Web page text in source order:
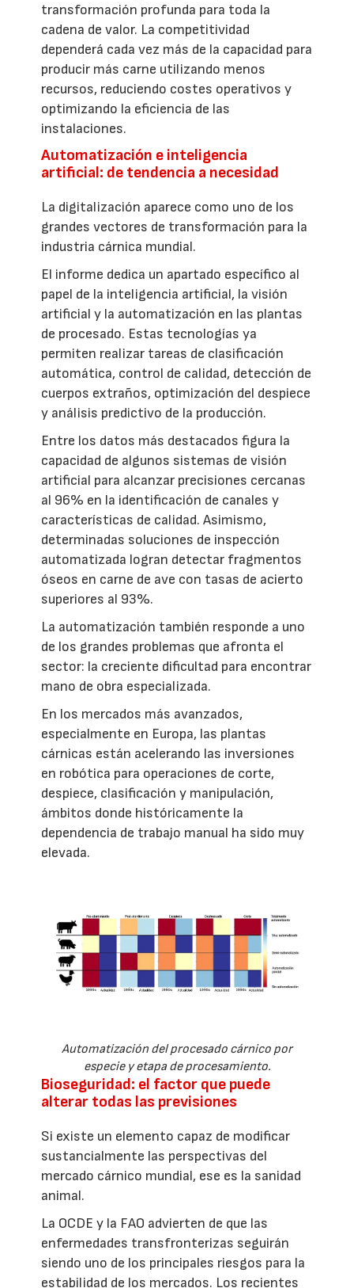
transformación profunda para toda la
cadena de valor. La competitividad
dependerá cada vez más de la capacidad para
producir más carne utilizando menos
recursos, reduciendo costes operativos y
optimizando la eficiencia de las
instalaciones.
Automatización e inteligencia
artificial: de tendencia a necesidad
La digitalización aparece como uno de los
grandes vectores de transformación para la
industria cárnica mundial.
El informe dedica un apartado específico al
papel de la inteligencia artificial, la visión
artificial y la automatización en las plantas
de procesado. Estas tecnologías ya
permiten realizar tareas de clasificación
automática, control de calidad, detección de
cuerpos extraños, optimización del despiece
y análisis predictivo de la producción.
Entre los datos más destacados figura la
capacidad de algunos sistemas de visión
artificial para alcanzar precisiones cercanas
al 96% en la identificación de canales y
características de calidad. Asimismo,
determinadas soluciones de inspección
automatizada logran detectar fragmentos
óseos en carne de ave con tasas de acierto
superiores al 93%.
La automatización también responde a uno
de los grandes problemas que afronta el
sector: la creciente dificultad para encontrar
mano de obra especializada.
En los mercados más avanzados,
especialmente en Europa, las plantas
cárnicas están acelerando las inversiones
en robótica para operaciones de corte,
despiece, clasificación y manipulación,
ámbitos donde históricamente la
dependencia de trabajo manual ha sido muy
elevada.
Automatización del procesado cárnico por
especie y etapa de procesamiento.
Bioseguridad: el factor que puede
alterar todas las previsiones
Si existe un elemento capaz de modificar
sustancialmente las perspectivas del
mercado cárnico mundial, ese es la sanidad
animal.
La OCDE y la FAO advierten de que las
enfermedades transfronterizas seguirán
siendo uno de los principales riesgos para la
estabilidad de los mercados. Los recientes